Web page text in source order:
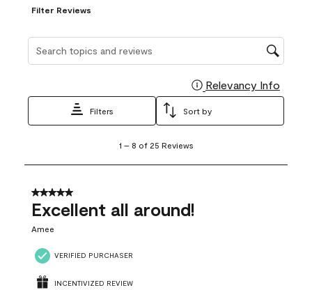
Filter Reviews
Relevancy Info
Filters Sort by
8
25
Reviews
1 – 8 of 25 Reviews
5 out of 5 stars.
Excellent all around!
Amee
VERIFIED PURCHASER
INCENTIVIZED REVIEW